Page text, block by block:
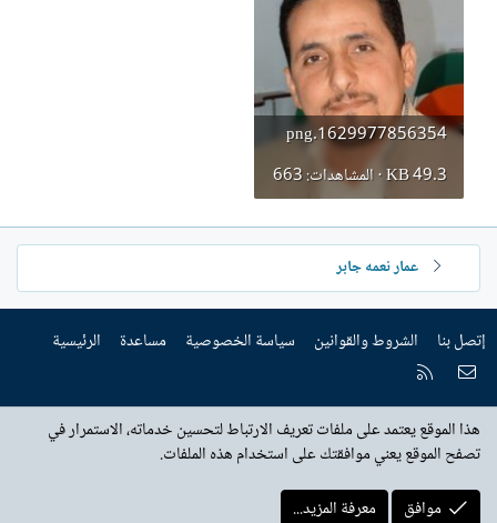
1629977856354.png
49.3 KB · المشاهدات: 663
عمار نعمه جابر
إتصل بنا الشروط والقوانين سياسة الخصوصية مساعدة الرئيسية
إتصل بنا
هذا الموقع يعتمد على ملفات تعريف الارتباط لتحسين خدماته، الاستمرار في
تصفح الموقع يعني موافقتك على استخدام هذه الملفات.
موافق
معرفة المزيد...